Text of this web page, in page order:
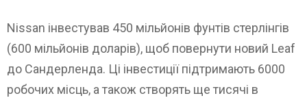
Nissan інвестував 450 мільйонів фунтів стерлінгів
(600 мільйонів доларів), щоб повернути новий Leaf
до Сандерленда. Ці інвестиції підтримають 6000
робочих місць, а також створять ще тисячі в